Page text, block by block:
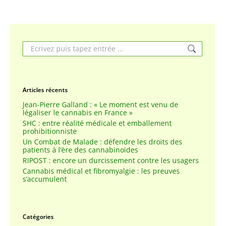
Search:
Articles récents
Jean-Pierre Galland : « Le moment est venu de
légaliser le cannabis en France »
SHC : entre réalité médicale et emballement
prohibitionniste
Un Combat de Malade : défendre les droits des
patients à l’ère des cannabinoïdes
RIPOST : encore un durcissement contre les usagers
Cannabis médical et fibromyalgie : les preuves
s’accumulent
Catégories